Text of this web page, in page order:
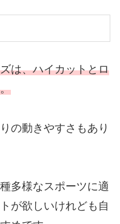
は、ハイカットとロ
の動きやすさもあり
多様なスポーツに適
が欲しいけれども自